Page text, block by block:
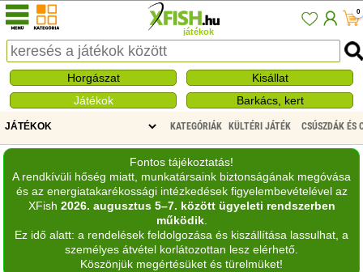
játékok
0
Horgászat
Kisállat
Játékok
Barkács, kert
KATEGÓRIÁK KÜLTÉRI JÁTÉK CSÚSZDÁK ÉS
Fontos tájékoztatás!
A rendkívüli hőség miatt, munkatársaink biztonságának megóvása
és az energiatakarékossági intézkedések figyelembevételével az
XFish 2026. augusztus 5–7. között ügyeleti rendszerben
működik.
Ez idő alatt: a rendelések feldolgozása és kiszállítása lassulhat, a
személyes átvétel korlátozottan lesz elérhető.
Köszönjük megértésüket és türelmüket!